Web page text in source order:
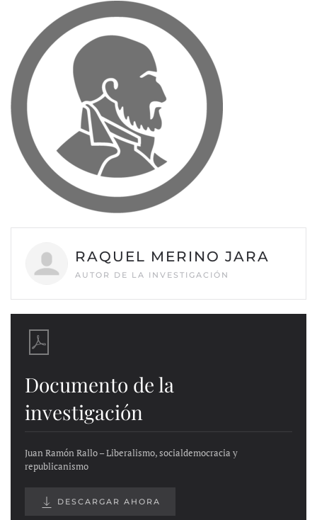
RAQUEL MERINO JARA
AUTOR DE LA INVESTIGACIÓN
Documento de la
investigación
Juan Ramón Rallo – Liberalismo, socialdemocracia y
republicanismo
DESCARGAR AHORA